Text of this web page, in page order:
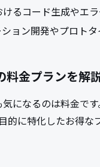
るコード生成やエ
ョン開発やプロト
金プランを解
になるのは料金で
的に特化したお得